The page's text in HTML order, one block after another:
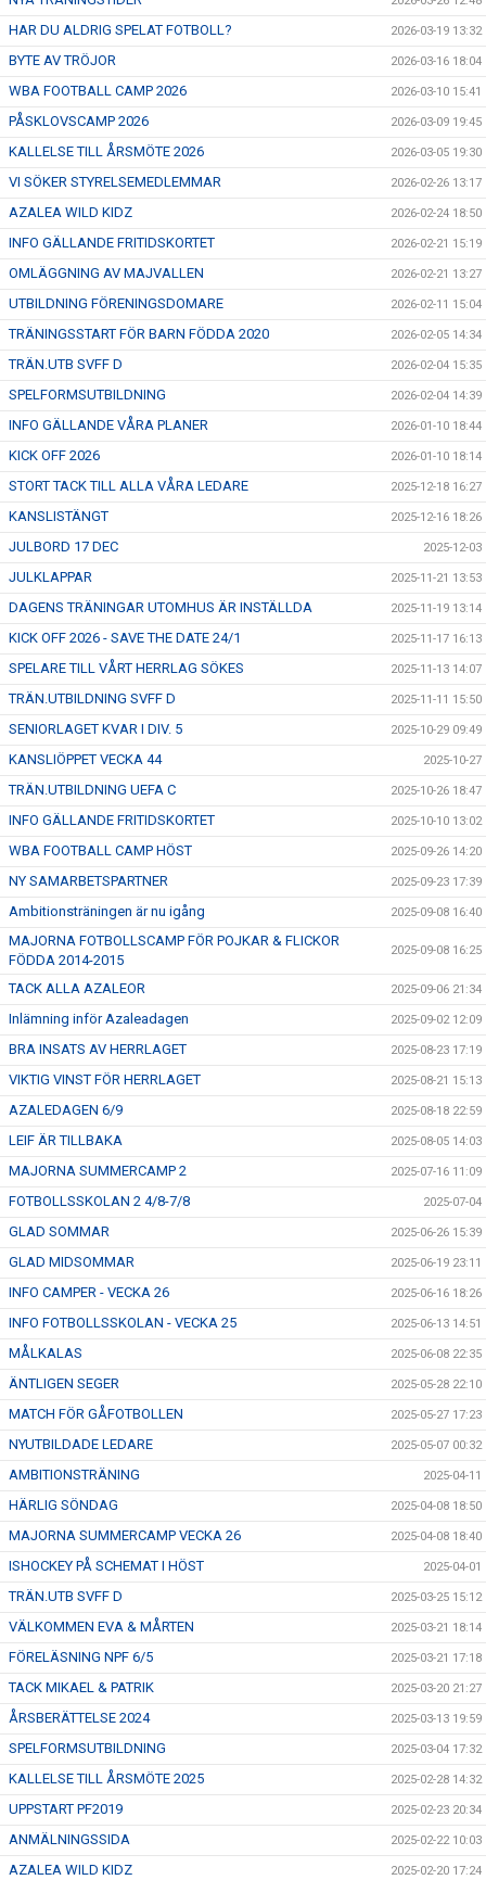
HAR DU ALDRIG SPELAT FOTBOLL? 2026-03-19 13:32
BYTE AV TRÖJOR 2026-03-16 18:04
WBA FOOTBALL CAMP 2026 2026-03-10 15:41
PÅSKLOVSCAMP 2026 2026-03-09 19:45
KALLELSE TILL ÅRSMÖTE 2026 2026-03-05 19:30
VI SÖKER STYRELSEMEDLEMMAR 2026-02-26 13:17
AZALEA WILD KIDZ 2026-02-24 18:50
INFO GÄLLANDE FRITIDSKORTET 2026-02-21 15:19
OMLÄGGNING AV MAJVALLEN 2026-02-21 13:27
UTBILDNING FÖRENINGSDOMARE 2026-02-11 15:04
TRÄNINGSSTART FÖR BARN FÖDDA 2020 2026-02-05 14:34
TRÄN.UTB SVFF D 2026-02-04 15:35
SPELFORMSUTBILDNING 2026-02-04 14:39
INFO GÄLLANDE VÅRA PLANER 2026-01-10 18:44
KICK OFF 2026 2026-01-10 18:14
STORT TACK TILL ALLA VÅRA LEDARE 2025-12-18 16:27
KANSLISTÄNGT 2025-12-16 18:26
JULBORD 17 DEC 2025-12-03
JULKLAPPAR 2025-11-21 13:53
DAGENS TRÄNINGAR UTOMHUS ÄR INSTÄLLDA 2025-11-19 13:14
KICK OFF 2026 - SAVE THE DATE 24/1 2025-11-17 16:13
SPELARE TILL VÅRT HERRLAG SÖKES 2025-11-13 14:07
TRÄN.UTBILDNING SVFF D 2025-11-11 15:50
SENIORLAGET KVAR I DIV. 5 2025-10-29 09:49
KANSLIÖPPET VECKA 44 2025-10-27
TRÄN.UTBILDNING UEFA C 2025-10-26 18:47
INFO GÄLLANDE FRITIDSKORTET 2025-10-10 13:02
WBA FOOTBALL CAMP HÖST 2025-09-26 14:20
NY SAMARBETSPARTNER 2025-09-23 17:39
Ambitionsträningen är nu igång 2025-09-08 16:40
MAJORNA FOTBOLLSCAMP FÖR POJKAR & FLICKOR
FÖDDA 2014-2015
2025-09-08 16:25
TACK ALLA AZALEOR 2025-09-06 21:34
Inlämning inför Azaleadagen 2025-09-02 12:09
BRA INSATS AV HERRLAGET 2025-08-23 17:19
VIKTIG VINST FÖR HERRLAGET 2025-08-21 15:13
AZALEDAGEN 6/9 2025-08-18 22:59
LEIF ÄR TILLBAKA 2025-08-05 14:03
MAJORNA SUMMERCAMP 2 2025-07-16 11:09
FOTBOLLSSKOLAN 2 4/8-7/8 2025-07-04
GLAD SOMMAR 2025-06-26 15:39
GLAD MIDSOMMAR 2025-06-19 23:11
INFO CAMPER - VECKA 26 2025-06-16 18:26
INFO FOTBOLLSSKOLAN - VECKA 25 2025-06-13 14:51
MÅLKALAS 2025-06-08 22:35
ÄNTLIGEN SEGER 2025-05-28 22:10
MATCH FÖR GÅFOTBOLLEN 2025-05-27 17:23
NYUTBILDADE LEDARE 2025-05-07 00:32
AMBITIONSTRÄNING 2025-04-11
HÄRLIG SÖNDAG 2025-04-08 18:50
MAJORNA SUMMERCAMP VECKA 26 2025-04-08 18:40
ISHOCKEY PÅ SCHEMAT I HÖST 2025-04-01
TRÄN.UTB SVFF D 2025-03-25 15:12
VÄLKOMMEN EVA & MÅRTEN 2025-03-21 18:14
FÖRELÄSNING NPF 6/5 2025-03-21 17:18
TACK MIKAEL & PATRIK 2025-03-20 21:27
ÅRSBERÄTTELSE 2024 2025-03-13 19:59
SPELFORMSUTBILDNING 2025-03-04 17:32
KALLELSE TILL ÅRSMÖTE 2025 2025-02-28 14:32
UPPSTART PF2019 2025-02-23 20:34
ANMÄLNINGSSIDA 2025-02-22 10:03
AZALEA WILD KIDZ 2025-02-20 17:24